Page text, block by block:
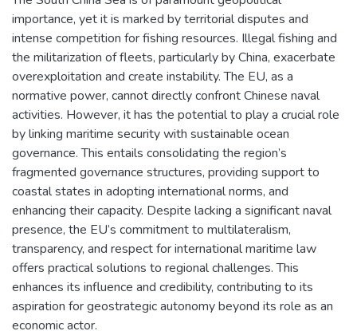
importance, yet it is marked by territorial disputes and
intense competition for fishing resources. Illegal fishing and
the militarization of fleets, particularly by China, exacerbate
overexploitation and create instability. The EU, as a
normative power, cannot directly confront Chinese naval
activities. However, it has the potential to play a crucial role
by linking maritime security with sustainable ocean
governance. This entails consolidating the region’s
fragmented governance structures, providing support to
coastal states in adopting international norms, and
enhancing their capacity. Despite lacking a significant naval
presence, the EU’s commitment to multilateralism,
transparency, and respect for international maritime law
offers practical solutions to regional challenges. This
enhances its influence and credibility, contributing to its
aspiration for geostrategic autonomy beyond its role as an
economic actor.